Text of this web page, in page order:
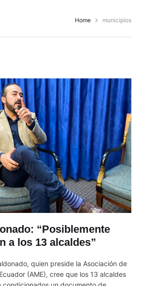
Home municipios
“Posiblemente
a los 13 alcaldes”
quien preside la Asociación de
(AME), cree que los 13 alcaldes